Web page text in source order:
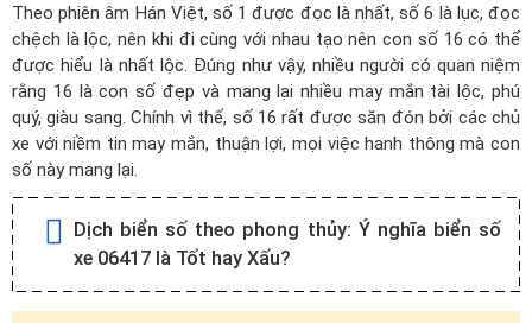
Theo phiên âm Hán Việt, số 1 được đọc là nhất, số 6 là lục, đọc
chệch là lộc, nên khi đi cùng với nhau tạo nên con số 16 có thể
được hiểu là nhất lộc. Đúng như vậy, nhiều người có quan niệm
rằng 16 là con số đẹp và mang lại nhiều may mắn tài lộc, phú
quý, giàu sang. Chính vì thế, số 16 rất được săn đón bởi các chủ
xe với niềm tin may mắn, thuận lợi, mọi việc hanh thông mà con
số này mang lại.
Dịch biển số theo phong thủy: Ý nghĩa biển số
xe 06417 là Tốt hay Xấu?